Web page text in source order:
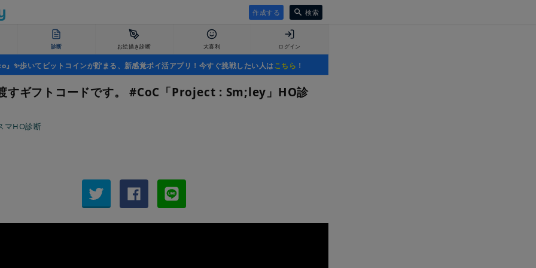
作成する 検索
診断 お絵描き診断 大喜利 ログイン
』✨歩いてビットコインが貯まる、新感覚ポイ活アプリ！今すぐ挑戦したい人はこちら ！
すギフトコードです。 #CoC「Project : Sm;ley」HO診
マHO診断